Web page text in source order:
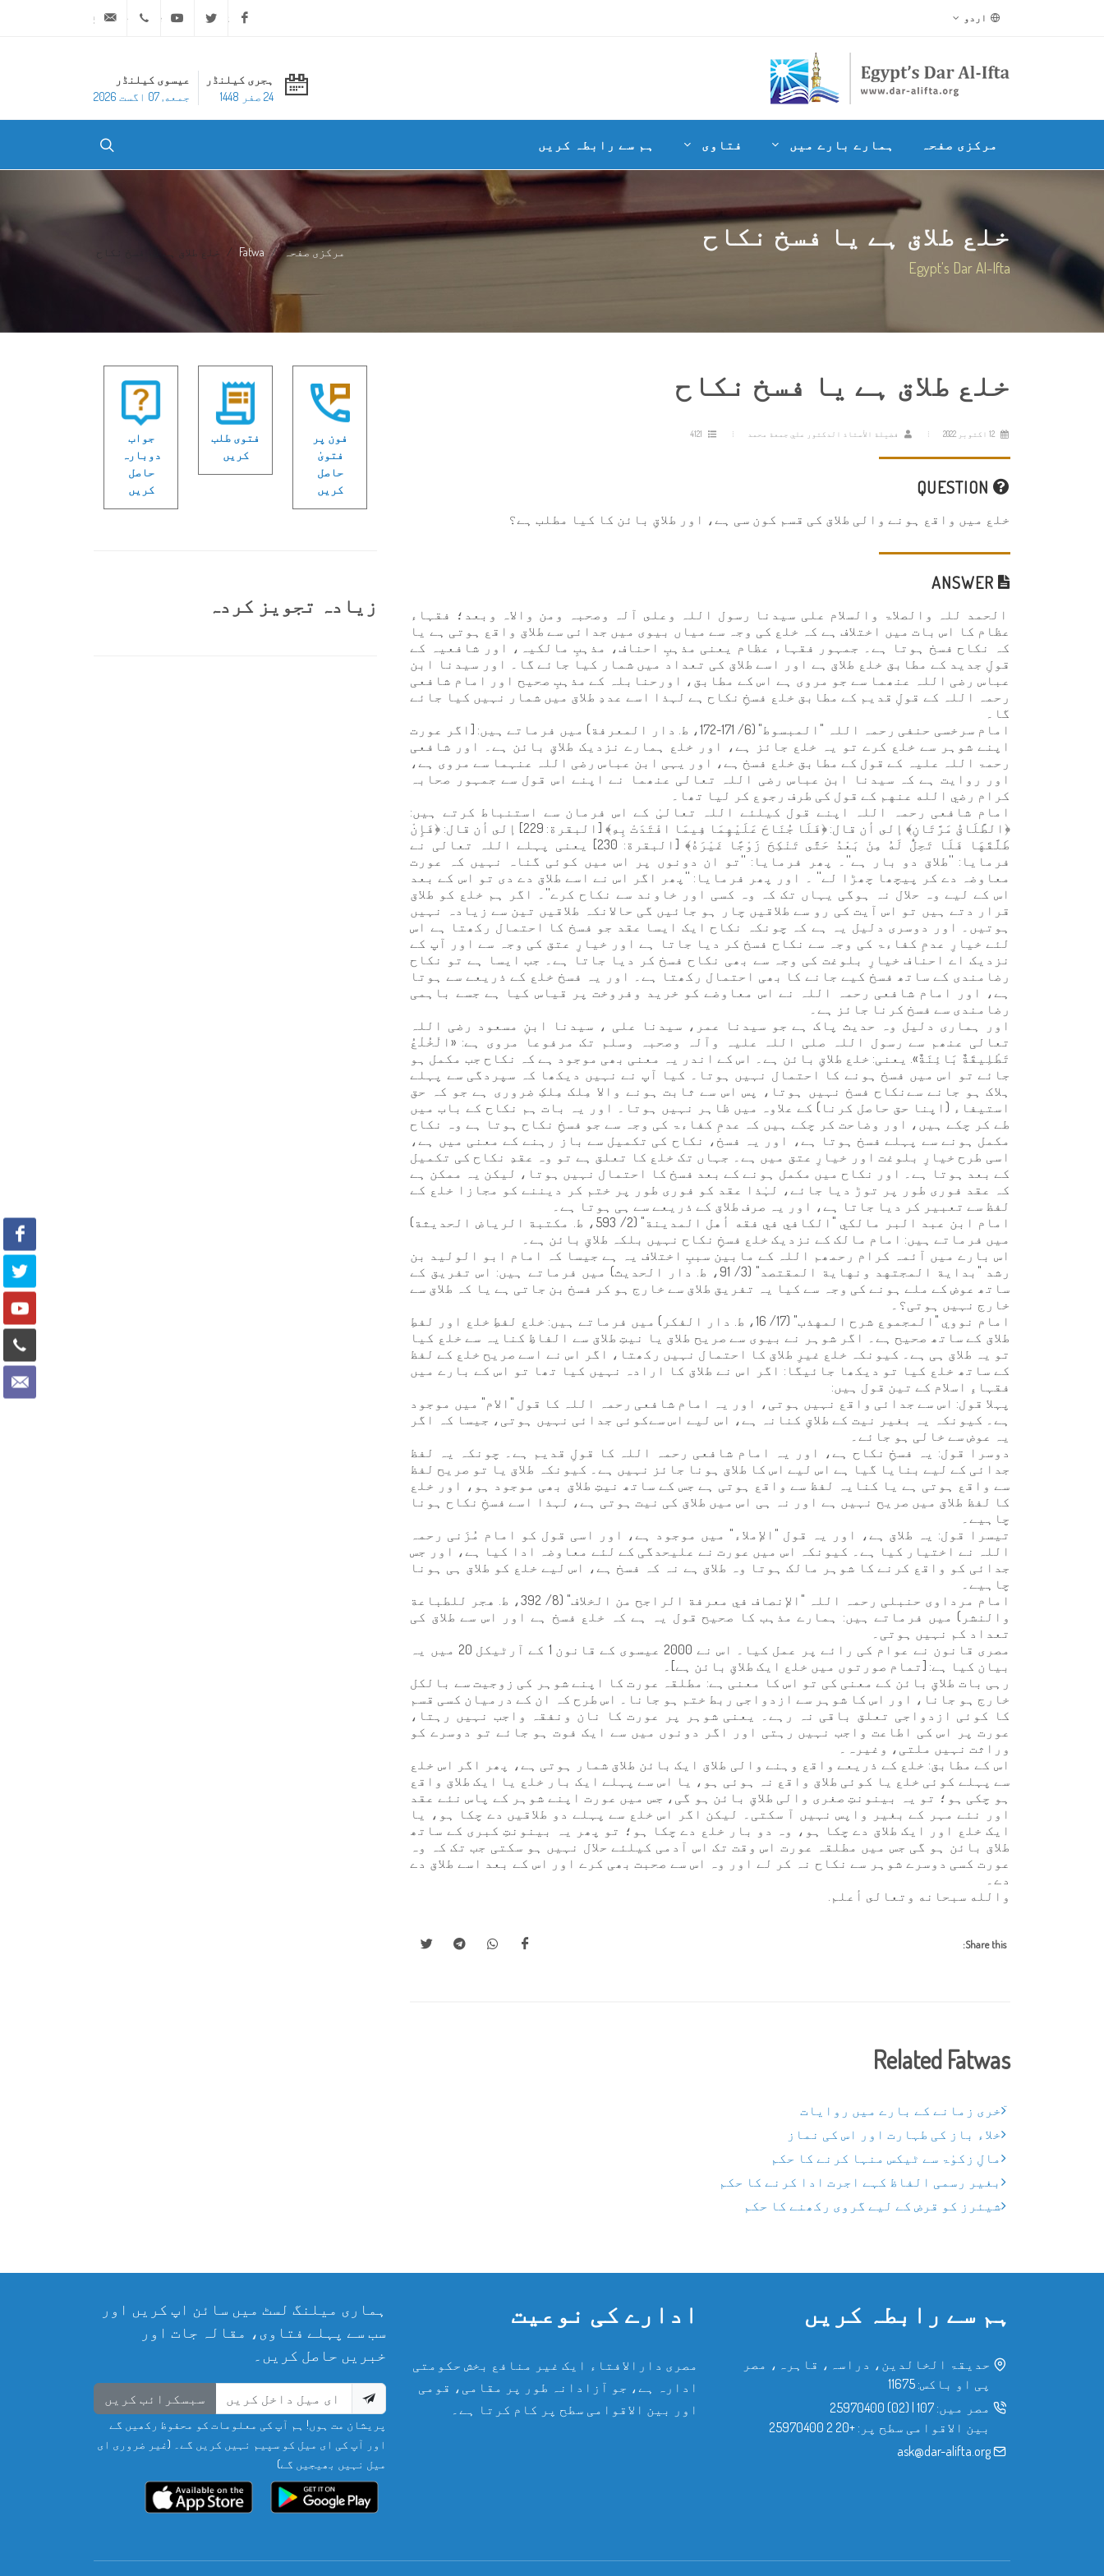
اردو Facebook
Twitter
Youtube
ہجری کیلنڈر
24 صفر 1448
عیسوی کیلنڈر
جمعه, 07 اگست 2026
مرکزی صفحہ ہمارے بارے میں فتاوی ہم سے رابطہ کریں
خلع طلاق ہے یا فسخ نکاح
Egypt's Dar Al-Ifta
مرکزی صفحہ Fatwa خلع طلاق ہے یا فسخ نکاح
خلع طلاق ہے یا فسخ نکاح
فضيلة الأستاذ الدكتور علي جمعة محمد
خلع میں واقع ہونے والی طلاق کی قسم کون سی ہے، اور طلاقِ بائن کا کیا مطلب ہے؟
الحمد للہ والصلاۃ والسلام علی سیدنا رسول اللہ وعلى آلہ وصحبہ ومن والاہ وبعد؛ فقہاء
عظام کا اس بات میں اختلاف ہے کہ خلع کی وجہ سے میاں بیوی میں جدائی سے طلاق واقع ہوتی ہے یا
کہ نکاح فسخ ہوتا ہے۔ جمہور فقہاء عظام یعنی مذہبِ احناف، مذہبِ مالکیہ، اور شافعیہ کے
قولِ جدید کے مطابق خلع طلاق ہے اور اسے طلاق کی تعداد میں شمار کیا جائے گا۔ اور سیدنا ابن
عباس رضی اللہ عنھما سے جو مروی ہے اس کے مطابق، اورحنابلہ کے مذہبِ صحیح اور امام شافعی
رحمہ اللہ کے قولِ قدیم کے مطابق خلع فسخِ نکاح ہے لہذا اسے عددِ طلاق میں شمار نہیں کیا جائے
گا۔
امام سرخسی حنفی رحمہ اللہ "المبسوط" (6/ 171-172، ط. دار المعرفة) میں فرماتے ہیں: [اگر عورت
اپنے شوہر سے خلع کرے تو یہ خلع جائز ہے، اور خلع ہمارے نزدیک طلاقِ بائن ہے۔ اور شافعی
رحمۃ اللہ علیہ کے قول کے مطابق خلع فسخ ہے، اور یہی ابن عباس رضی اللہ عنہما سے مروی ہے،
اور روایت ہے کہ سیدنا ابن عباس رضی اللہ تعالی عنھما نے اپنے اس قول سے جمہور صحابہ
کرام رضي الله عنهم کے قول کی طرف رجوع کر لیا تھا۔
امام شافعی رحمہ اللہ اپنے قول کیلئے اللہ تعالیٰ کے اس فرمان سے استنباط کرتے ہیں:
﴿الطَّلَاقُ مَرَّتَانِ﴾ إلى أن قال: ﴿فَلَا جُنَاحَ عَلَيْهِمَا فِيمَا افْتَدَتْ بِهِ﴾ [البقرة: 229] إلى أن قال: ﴿فَإِنْ
طَلَّقَهَا فَلَا تَحِلُّ لَهُ مِنْ بَعْدُ حَتَّى تَنْكِحَ زَوْجًا غَيْرَهُ﴾ [البقرة: 230] یعنی پہلے اللہ تعالی نے
فرمایا: ''طلاق دو بار ہے''۔ پھر فرمایا: ''تو ان دونوں پر اس میں کوئی گناہ نہیں کہ عورت
معاوضہ دے کر پیچھا چھڑا لے'' ۔ اور پھر فرمایا: ''پھر اگر اس نے اسے طلاق دے دی تو اس کے بعد
اس کے لیے وہ حلال نہ ہوگی یہاں تک کہ وہ کسی اور خاوند سے نکاح کرے''۔ اگر ہم خلع کو طلاق
قرار دتے ہیں تو اس آیت کی رو سے طلاقیں چار ہو جائیں گی حالانکہ طلاقیں تین سے زیادہ نہیں
ہوتیں۔ اور دوسری دلیل یہ ہے کہ چونکہ نکاح ایک ایسا عقد جو فسخ کا احتمال رکھتا ہے اس
لئے خیارِ عدمِ کفاءۃ کی وجہ سے نکاح فسخ کر دیا جاتا ہے اور خیارِ عتق کی وجہ سے اور آپ کے
نزدیک اے احناف خیارِ بلوغت کی وجہ سے بھی نکاح فسخ کر دیا جاتا ہے۔ جب ایسا ہے تو نکاح
رضامندی کے ساتھ فسخ کیے جانے کا بھی احتمال رکھتا ہے۔ اور یہ فسخ خلع کے ذریعے سے ہوتا
ہے، اور امام شافعی رحمہ اللہ نے اس معاوضے کو خرید وفروخت پر قیاس کیا ہے جسے باہمی
رضامندی سے فسخ کرنا جائز ہے۔
اور ہماری دلیل وہ حدیث پاک ہے جو سیدنا عمر، سیدنا علی ، سیدنا ابنِ مسعود رضی اللہ
تعالی عنھم سے رسول اللہ صلی اللہ علیہ وآلہ وصحبہ وسلم تک مرفوعا مروی ہے: «الْخُلْعُ
تَطْلِيقَةٌ بَائِنَةٌ». یعنی: خلع طلاقِ بائن ہے۔ اس کے اندر یہ معنی بھی موجود ہے کہ نکاح جب مکمل ہو
جائے تو اس میں فسخ ہونے کا احتمال نہیں ہوتا۔ کیا آپ نے نہیں دیکھا کہ سپردگی سے پہلے
ہلاک ہو جانے سےنکاح فسخ نہیں ہوتا، پس اس سے ثابت ہونے والا مِلک مِلکِ ضروری ہے جو کہ حق
استیفاء (اپنا حق حاصل کرنا) کے علاوہ میں ظاہر نہیں ہوتا۔ اور یہ بات ہم نکاح کے باب میں
طے کر چکے ہیں، اور وضاحت کر چکے ہیں کہ عدمِ کفاءۃ کی وجہ سے جو فسخِ نکاح ہوتا ہے وہ نکاح
مکمل ہونے سے پہلے فسخ ہوتا ہے، اور یہ فسخ، نکاح کی تکمیل سے باز رہنے کے معنی میں ہے،
اسی طرح خیارِ بلوغت اور خیارِ عتق میں ہے۔ جہاں تک خلع کا تعلق ہے تو وہ عقدِ نکاح کی تکمیل
کے بعد ہوتا ہے۔ اور نکاح میں مکمل ہونے کے بعد فسخ کا احتمال نہیں ہوتا، لیکن یہ ممکن ہے
کہ عقد فوری طور پر توڑ دیا جائے، لہٰذا عقد کو فوری طور پر ختم کر دیننے کو مجازا خلع کے
لفظ سے تعبیر کر دیا جاتا ہے، اور یہ صرف طلاق کے ذریعے سے ہی ہوتا ہے۔
امام ابن عبد البر مالكي "الكافي في فقه أهل المدينة" (2/ 593، ط. مكتبة الرياض الحديثة)
میں فرماتے ہیں: امام مالک کے نزدیک خلع فسخِ نکاح نہیں بلکہ طلاقِ بائن ہے۔
اس بارے میں آئمہ کرام رحمھم اللہ کے مابین سببِ اختلاف یہ ہے جیسا کہ امام ابو الولید بن
رشد "بداية المجتهد ونهاية المقتصد" (3/ 91، ط. دار الحديث) میں فرماتے ہیں: اس تفریق کے
ساتھ عوض کے ملے ہونے کی وجہ سے کیا یہ تفریق طلاق سے خارج ہو کر فسخ بن جاتی ہے یا کہ طلاق سے
خارج نہیں ہوتی؟۔
امام نووي "المجموع شرح المهذب" (17/ 16، ط. دار الفكر) میں فرماتے ہیں: خلع لفطِ خلع اور لفطِ
طلاق کے ساتھ صحیح ہے۔ اگر شوہر نے بیوی سے صریح طلاق یا نیتِ طلاق سے الفاظِ کنایہ سے خلع کیا
تو یہ طلاق ہی ہے۔ کیونکہ خلع غیرِ طلاق کا احتمال نہیں رکھتا، اگر اس نے اسے صریح خلع کے لفظ
کے ساتھ خلع کیا تو دیکھا جائیگا: اگر اس نے طلاق کا ارادہ نہیں کیا تھا تو اس کے بارے میں
فقہاءِ اسلام کے تین قول ہیں:
پہلا قول: اس سے جدائی واقع نہیں ہوتی، اور یہ امام شافعی رحمہ اللہ کا قول "الام" میں موجود
ہے۔ کیونکہ یہ بغیر نیت کے طلاقِ کنانہ ہے، اس لیے اس سےکوئی جدائی نہیں ہوتی، جیسا کہ اگر
یہ عوض سے خالی ہو جائے۔
دوسرا قول: یہ فسخِ نکاح ہے، اور یہ امام شافعی رحمہ اللہ کا قولِ قدیم ہے۔ چونکہ یہ لفظ
جدائی کے لیے بنایا گیا ہے اس لیے اس کا طلاق ہونا جائز نہیں ہے۔ کیونکہ طلاق یا تو صریح لفظ
سے واقع ہوتی ہے یا کنایہ لفظ سے واقع ہوتی ہے جس کے ساتھ نیتِ طلاق بھی موجود ہو، اور خلع
کا لفظ طلاق میں صریح نہیں ہے اور نہ ہی اس میں طلاق کی نیت ہوتی ہے، لہذا اسے فسخِ نکاح ہونا
چاہیے۔
تیسرا قول: یہ طلاق ہے، اور یہ قول "الإملاء" میں موجود ہے، اور اسی قول کو امام مُزَنی رحمہ
اللہ نے اختیار کیا ہے۔ کیونکہ اس میں عورت نے علیحدگی کے لئے معاوضہ ادا کیا ہے، اور جس
جدائی کو واقع کرنے کا شوہر مالک ہوتا وہ طلاق ہے نہ کہ فسخ ہے، اس لیے خلع کو طلاق ہی ہونا
چاہیے۔
امام مرداوی حنبلی رحمہ اللہ "الإنصاف في معرفة الراجح من الخلاف" (8/ 392، ط. هجر للطباعة
والنشر) میں فرماتے ہیں: ہمارے مذہب کا صحیح قول یہ ہے کہ خلع فسخ ہے اور اس سے طلاق کی
تعداد کم نہیں ہوتی۔
مصری قانون نے عوام کی رائے پر عمل کیا۔ اس نے 2000 عیسوی کے قانون 1 کے آرٹیکل 20 میں یہ
بیان کیا ہے: [تمام صورتوں میں خلع ایک طلاقِ بائن ہے]۔
رہی بات طلاقِ بائن کے معنی کی تو اس کا معنی ہے: مطلقہ عورت کا اپنے شوہر کی زوجیت سے بالکل
خارج ہو جانا، اور اس کا شوہر سے ازدواجی ربط ختم ہو جانا۔ اس طرح کہ ان کے درمیان کسی قسم
کا کوئی ازدواجی تعلق باقی نہ رہے۔ یعنی شوہر پر عورت کا نان ونفقہ واجب نہیں رہتا،
عورت پر اس کی اطاعت واجب نہیں رہتی اور اگر دونوں میں سے ایک فوت ہو جائے تو دوسرے کو
وراثت نہیں ملتی، وغیرہ۔
اس کے مطابق: خلع کے ذریعے واقع وہنے والی طلاق ایک بائن طلاق شمار ہوتی ہے، پھر اگر اس خلع
سے پہلے کوئی خلع یا کوئی طلاق واقع نہ ہوئی ہو، یا اس سے پہلے ایک بار خلع یا ایک طلاق واقع
ہو چکی ہو؛ تو یہ بینونتِ صغری والی طلاقِ بائن ہو گی، جس میں عورت اپنے شوہر کے پاس نئے عقد
اور نئے مہر کے بغیر واپس نہیں آ سکتی۔ لیکن اگر اس خلع سے پہلے دو طلاقیں دے چکا ہو، یا
ایک خلع اور ایک طلاق دے چکا ہو، وہ دو بار خلع دے چکا ہو؛ تو پھر یہ بینونتِ کبری کے ساتھ
طلاق بائن ہو گی جس میں مطلقہ عورت اس وقت تک اس آدمی کیلئے حلال نہیں ہو سکتی جب تک کہ وہ
عورت کسی دوسرے شوہر سے نکاح نہ کر لے اور وہ اس سے صحبت بھی کرے اور اس کے بعد اسے طلاق دے
دے۔
والله سبحانه وتعالى أعلم.
Share this:
Related Fatwas
ٓخری زمانے کے بارے میں روایات
خلاء باز کی طہارت اور اس کی نماز
مالِ زکوٰۃ سے ٹیکس منہا کرنے کا حکم
بغیر رسمی الفاظ کہے اجرت ادا کرنے کا حکم
شیئرز کو قرض کے لیے گروی رکھنے کا حکم
فون پر
فتویٰ
حاصل
کریں
فتوی طلب
کریں
جواب
دوبارہ
حاصل
کریں
زیادہ تجویز کردہ
ہم سے رابطہ کریں
حدیقۃ الخالدین، دراسہ، قاہرہ، مصر
پی او باکس: 11675
مصر میں: 107
(02) 25970400
بین الاقوامی سطح پر: +20 2 25970400
ask@dar-alifta.org
ادارے کی نوعیت
مصری دارالافتاء ایک غیر منافع بخش حکومتی
ادارہ ہے، جو آزادانہ طور پر مقامی، قومی
اور بین الاقوامی سطح پر کام کرتا ہے۔
ہماری میلنگ لسٹ میں سائن اپ کریں اور
سب سے پہلے فتاوی، مقالہ جات اور
خبریں حاصل کریں۔
سبسکرائب کریں
پریشان مت ہوں! ہم آپ کی معلومات کو محفوظ رکھیں گے
اور آپ کی ای میل کو سپیم نہیں کریں گے۔ (غیر ضروری ای
میل نہیں بھیجیں گے)